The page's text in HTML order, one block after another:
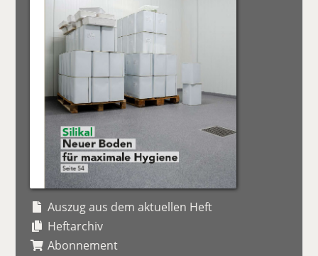
Auszug aus dem aktuellen Heft
Heftarchiv
Abonnement